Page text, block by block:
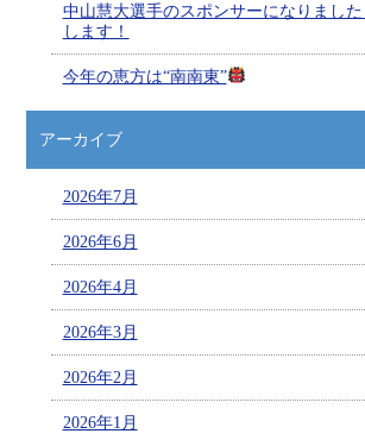
中山慧大選手のスポンサーになりまし
します！
今年の恵方は“南南東”
アーカイブ
2026年7月
2026年6月
2026年4月
2026年3月
2026年2月
2026年1月